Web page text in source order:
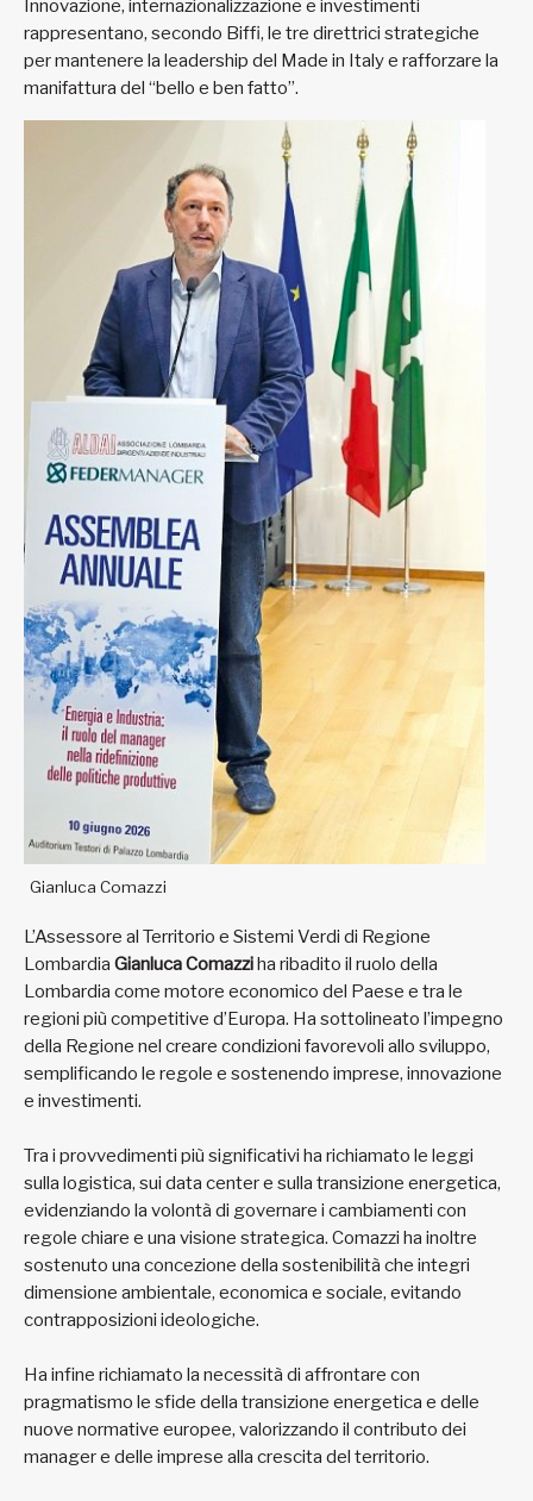
Innovazione, internazionalizzazione e investimenti
rappresentano, secondo Biffi, le tre direttrici strategiche
per mantenere la leadership del Made in Italy e rafforzare la
manifattura del “bello e ben fatto”.
Gianluca Comazzi
L’Assessore al Territorio e Sistemi Verdi di Regione
Lombardia Gianluca Comazziha ribadito il ruolo della
Lombardia come motore economico del Paese e tra le
regioni più competitive d’Europa. Ha sottolineato l’impegno
della Regione nel creare condizioni favorevoli allo sviluppo,
semplificando le regole e sostenendo imprese, innovazione
e investimenti.
Tra i provvedimenti più significativi ha richiamato le leggi
sulla logistica, sui data center e sulla transizione energetica,
evidenziando la volontà di governare i cambiamenti con
regole chiare e una visione strategica. Comazzi ha inoltre
sostenuto una concezione della sostenibilità che integri
dimensione ambientale, economica e sociale, evitando
contrapposizioni ideologiche.
Ha infine richiamato la necessità di affrontare con
pragmatismo le sfide della transizione energetica e delle
nuove normative europee, valorizzando il contributo dei
manager e delle imprese alla crescita del territorio.